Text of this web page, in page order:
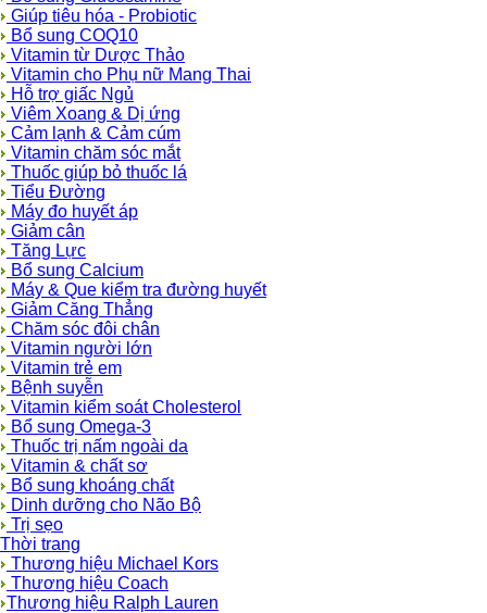
Giúp tiêu hóa - Probiotic
Bổ sung COQ10
Vitamin từ Dược Thảo
Vitamin cho Phụ nữ Mang Thai
Hỗ trợ giấc Ngủ
Viêm Xoang & Dị ứng
Cảm lạnh & Cảm cúm
Vitamin chăm sóc mắt
Thuốc giúp bỏ thuốc lá
Tiểu Đường
Máy đo huyết áp
Giảm cân
Tăng Lực
Bổ sung Calcium
Máy & Que kiểm tra đường huyết
Giảm Căng Thẳng
Chăm sóc đôi chân
Vitamin người lớn
Vitamin trẻ em
Bệnh suyễn
Vitamin kiểm soát Cholesterol
Bổ sung Omega-3
Thuốc trị nấm ngoài da
Vitamin & chất sơ
Bổ sung khoáng chất
Dinh dưỡng cho Não Bộ
Trị sẹo
Thời trang
Thương hiệu Michael Kors
Thương hiệu Coach
Thương hiệu Ralph Lauren